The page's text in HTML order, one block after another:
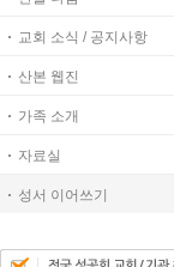
교회 소식 / 공지사항
산본 웹진
가족 소개
자료실
성서 이어쓰기